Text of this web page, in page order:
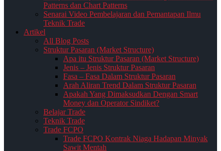
Patterns dan Chart Patterns
Senarai Video Pembelajaran dan Pemantapan Ilmu
Teknik Trade
Artikel
All Blog Posts
Struktur Pasaran (Market Structure)
Apa itu Struktur Pasaran (Market Structure)
Jenis – Jenis Struktur Pasaran
Fasa – Fasa Dalam Struktur Pasaran
Arah Aliran Trend Dalam Struktur Pasaran
Apakah Yang Dimaksudkan Dengan Smart
Money dan Operator Sindiket?
Belajar Trade
Teknik Trade
Trade FCPO
Trade FCPO Kontrak Niaga Hadapan Minyak
Sawit Mentah